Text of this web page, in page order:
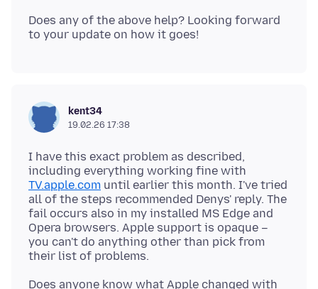
Does any of the above help? Looking forward
kent34
19.02.26 17:38
I have this exact problem as described,
including everything working fine with
TV.apple.com until earlier this month. I've tried
all of the steps recommended Denys' reply. The
fail occurs also in my installed MS Edge and
Opera browsers. Apple support is opaque –
you can't do anything other than pick from
Does anyone know what Apple changed with